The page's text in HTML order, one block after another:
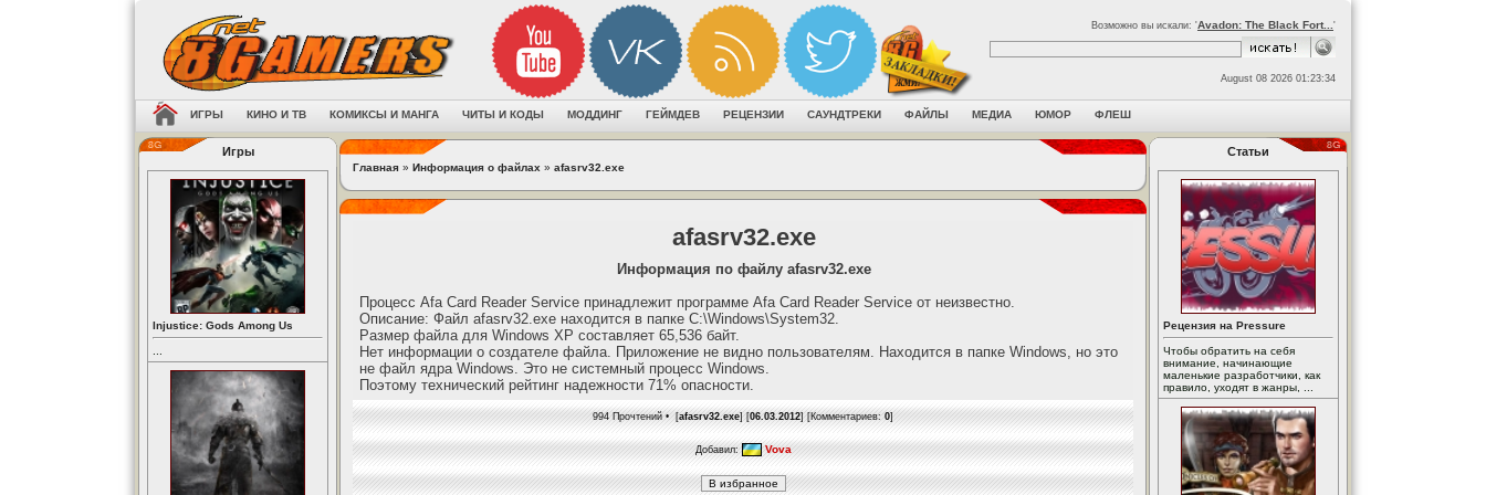
Возможно вы искали: 'Avadon: The Black Fort... '
August 08 2026 01:23:34
ИГРЫ КИНО И ТВ КОМИКСЫ И МАНГА ЧИТЫ И КОДЫ МОДДИНГ ГЕЙМДЕВ РЕЦЕНЗИИ САУНДТРЕКИ ФАЙЛЫ МЕДИА ЮМОР ФЛЕШ
Игры
Injustice: Gods Among Us
Главная » Информация о файлах » afasrv32.exe
afasrv32.exe
Информация по файлу afasrv32.exe
Процесс Afa Card Reader Service принадлежит программе Afa Card Reader Service от неизвестно.
Описание: Файл afasrv32.exe находится в папке C:\Windows\System32.
Размер файла для Windows XP составляет 65,536 байт.
Нет информации о создателе файла. Приложение не видно пользователям. Находится в папке Windows, но это
не файл ядра Windows. Это не системный процесс Windows.
Поэтому технический рейтинг надежности 71% опасности.
994 Прочтений • [afasrv32.exe] [06.03.2012] [Комментариев: 0]
Добавил: Vova
Статьи
Рецензия на Pressure
Чтобы обратить на себя
внимание, начинающие
маленькие разработчики, как
правило, уходят в жанры, ...